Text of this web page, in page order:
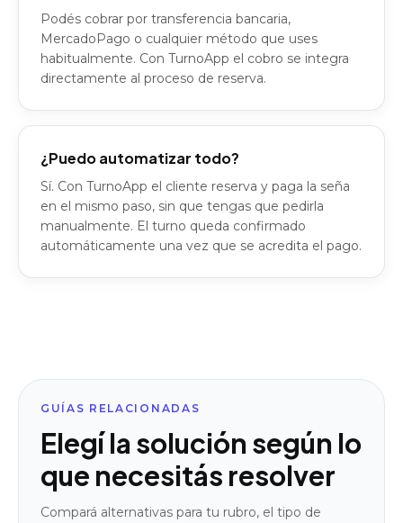
Podés cobrar por transferencia bancaria,
MercadoPago o cualquier método que uses
habitualmente. Con TurnoApp el cobro se integra
directamente al proceso de reserva.
¿Puedo automatizar todo?
Sí. Con TurnoApp el cliente reserva y paga la seña
en el mismo paso, sin que tengas que pedirla
manualmente. El turno queda confirmado
automáticamente una vez que se acredita el pago.
GUÍAS RELACIONADAS
Elegí la solución según lo
que necesitás resolver
Compará alternativas para tu rubro, el tipo de